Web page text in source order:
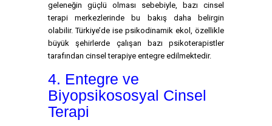
geleneğin güçlü olması sebebiyle, bazı cinsel
terapi merkezlerinde bu bakış daha belirgin
olabilir. Türkiye’de ise psikodinamik ekol, özellikle
büyük şehirlerde çalışan bazı psikoterapistler
tarafından cinsel terapiye entegre edilmektedir.
4. Entegre ve
Biyopsikososyal Cinsel
Terapi